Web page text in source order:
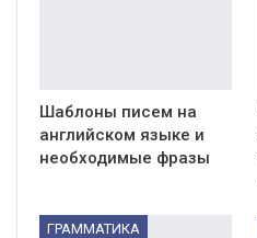
Шаблоны писем на
английском языке и
необходимые фразы
ГРАММАТИКА